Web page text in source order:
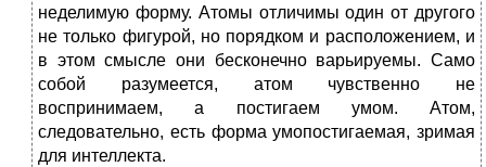
неделимую форму. Атомы отличимы один от другого
не только фигурой, но порядком и расположением, и
в этом смысле они бесконечно варьируемы. Само
собой разумеется, атом чувственно не
воспринимаем, а постигаем умом. Атом,
следовательно, есть форма умопостигаемая, зримая
для интеллекта.